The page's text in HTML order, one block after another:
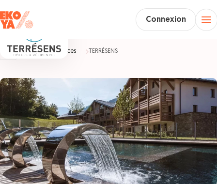
Connexion
Accueil Vacances TERRÉSENS